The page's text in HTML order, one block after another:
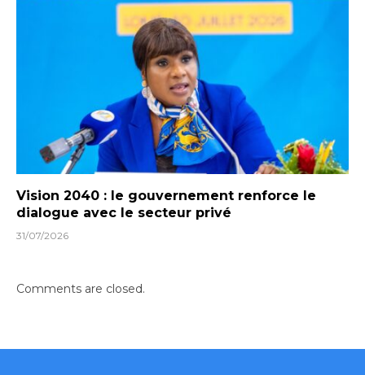
Vision 2040 : le gouvernement renforce le
dialogue avec le secteur privé
31/07/2026
Comments are closed.